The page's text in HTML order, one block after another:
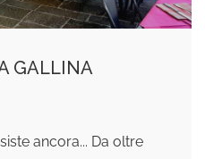
GALLINA
ancora... Da oltre